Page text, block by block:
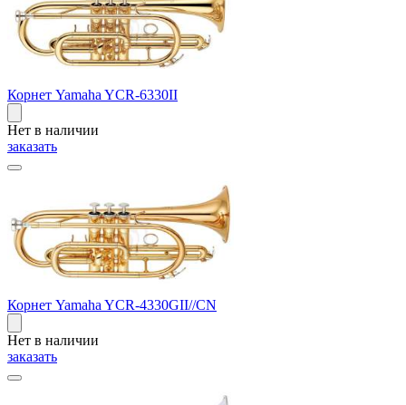
Корнет Yamaha YCR-6330II
Нет в наличии
заказать
Корнет Yamaha YCR-4330GII//CN
Нет в наличии
заказать